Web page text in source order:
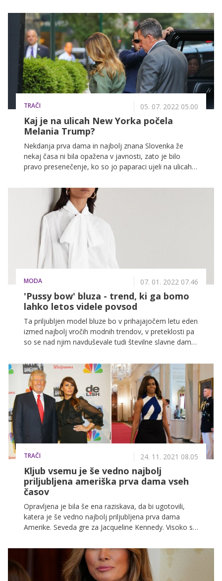
soproge Ivane Trump.
TRAČI 05. 07. 2022 05.00
Kaj je na ulicah New Yorka počela
Melania Trump?
Nekdanja prva dama in najbolj znana Slovenka že
nekaj časa ni bila opažena v javnosti, zato je bilo
pravo presenečenje, ko so jo paparaci ujeli na ulicah
MODA 07. 01. 2022 07.46
'Pussy bow' bluza - trend, ki ga bomo
lahko letos videle povsod
Ta priljubljen model bluze bo v prihajajočem letu eden
izmed najbolj vročih modnih trendov, v preteklosti pa
so se nad njim navduševale tudi številne slavne dame.
kosov cambriške vojvodinje Kate Middleton, kar nekaj
pozornosti pa sta z njeno izbiro pritegnili tudi
nekdanja hrvaška predsednica Kolinda Grabar-
Kitarović in nekdanja prva dama Melania Trump.
TRAČI 24. 11. 2021 08.05
Kljub vsemu je še vedno najbolj
priljubljena ameriška prva dama vseh
časov
Opravljena je bila še ena raziskava, da bi ugotovili,
katera je še vedno najbolj priljubljena prva dama
Amerike. Seveda gre za Jacqueline Kennedy. Visoko se
ko je nekdanja slovenska manekenk Melania Trump
na predzadnjem mestu.